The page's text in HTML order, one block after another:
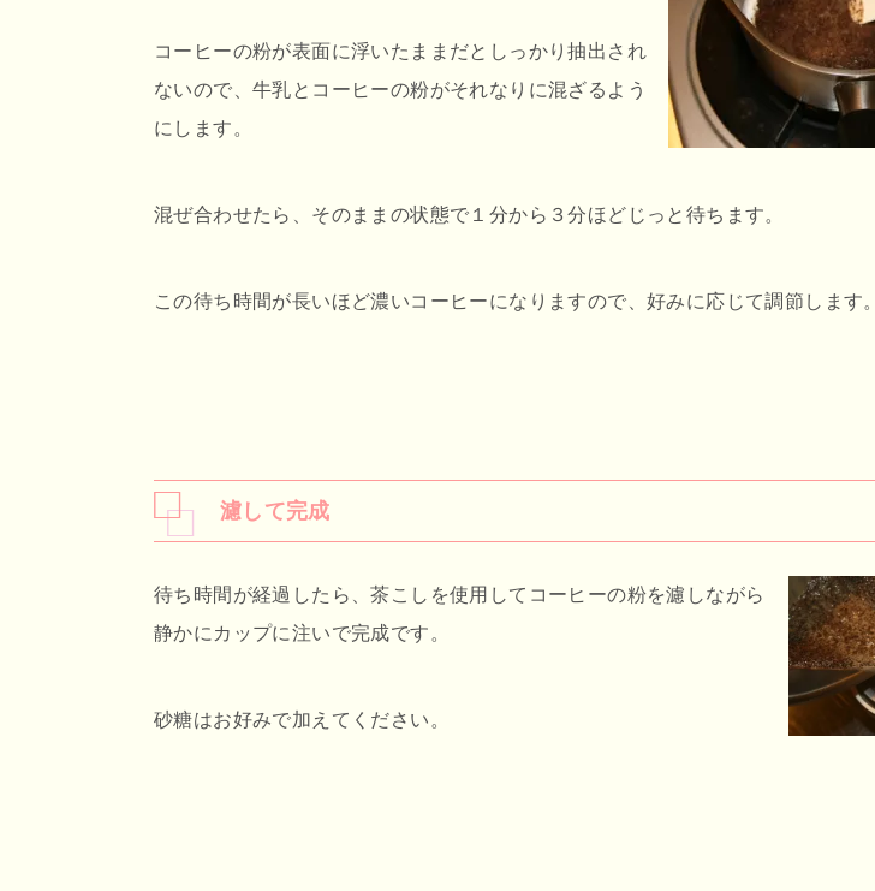
コーヒーの粉が表面に浮いたままだとしっかり抽出され
ないので、牛乳とコーヒーの粉がそれなりに混ざるよう
にします。
混ぜ合わせたら、そのままの状態で１分から３分ほどじっと待ちます。
この待ち時間が長いほど濃いコーヒーになりますので、好みに応じて調節します。
濾して完成
待ち時間が経過したら、茶こしを使用してコーヒーの粉を濾しながら
静かにカップに注いで完成です。
砂糖はお好みで加えてください。